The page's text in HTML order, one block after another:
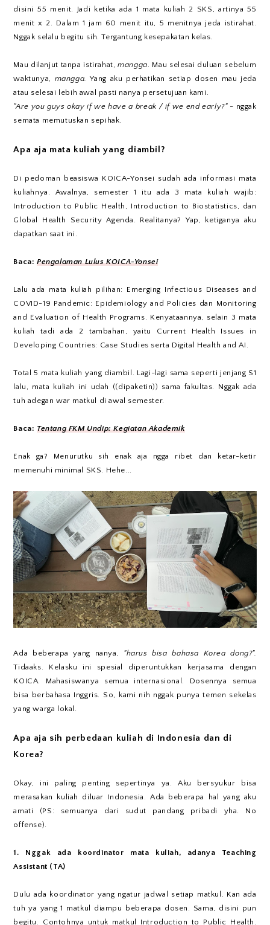
disini 55 menit. Jadi ketika ada 1 mata kuliah 2 SKS, artinya 55
menit x 2. Dalam 1 jam 60 menit itu, 5 menitnya jeda istirahat.
Nggak selalu begitu sih. Tergantung kesepakatan kelas.
Mau dilanjut tanpa istirahat,mangga . Mau selesai duluan sebelum
waktunya, mangga.
Yang aku perhatikan setiap dosen mau jeda
atau selesai lebih awal pasti nanya persetujuan kami.
"Are you guys okay if we have a break / if we end early?"- nggak
semata memutuskan sepihak.
Apa aja mata kuliah yang diambil?
Di pedoman beasiswa KOICA-Yonsei sudah ada informasi mata
kuliahnya. Awalnya, semester 1 itu ada 3 mata kuliah wajib:
Introduction to Public Health, Introduction to Biostatistics, dan
Global Health Security Agenda. Realitanya? Yap, ketiganya aku
dapatkan saat ini.
Baca:Pengalaman Lulus KOICA-Yonsei
Lalu ada mata kuliah pilihan: Emerging Infectious Diseases and
COVID-19 Pandemic: Epidemiology and Policies dan Monitoring
and Evaluation of Health Programs. Kenyataannya, selain 3 mata
kuliah tadi ada 2 tambahan, yaitu Current Health Issues in
Developing Countries: Case Studies serta Digital Health and AI.
Total 5 mata kuliah yang diambil. Lagi-lagi sama seperti jenjang S1
lalu, mata kuliah ini udah ((dipaketin)) sama fakultas. Nggak ada
tuh adegan war matkul di awal semester.
Baca:Tentang FKM Undip: Kegiatan Akademik
Enak ga? Menurutku sih enak aja ngga ribet dan ketar-ketir
memenuhi minimal SKS. Hehe...
Ada beberapa yang nanya, "harus bisa bahasa Korea dong?".
Tidaaks. Kelasku ini spesial diperuntukkan kerjasama dengan
KOICA. Mahasiswanya semua internasional. Dosennya semua
bisa berbahasa Inggris. So, kami nih nggak punya temen sekelas
yang warga lokal.
Apa aja sih perbedaan kuliah di Indonesia dan di
Korea?
Okay, ini paling penting sepertinya ya. Aku bersyukur bisa
merasakan kuliah diluar Indonesia. Ada beberapa hal yang aku
amati (PS: semuanya dari sudut pandang pribadi yha. No
offense).
1. Nggak ada koordinator mata kuliah, adanya Teaching
Assistant (TA)
Dulu ada koordinator yang ngatur jadwal setiap matkul. Kan ada
tuh ya yang 1 matkul diampu beberapa dosen. Sama, disini pun
begitu. Contohnya untuk matkul Introduction to Public Health.